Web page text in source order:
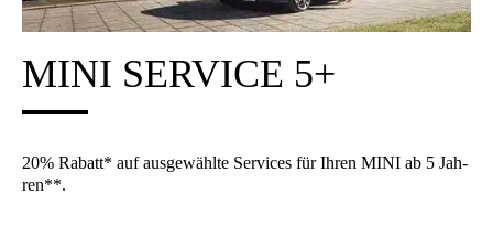
MINI SER­VICE 5+
20% Rabatt* auf aus­ge­wähl­te Ser­vices für Ihren MINI ab 5 Jah­
ren**.